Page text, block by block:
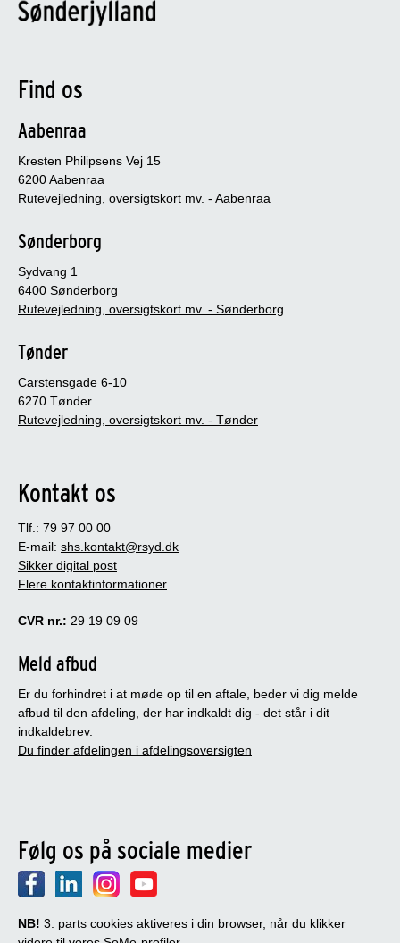
Find os
Aabenraa
Kresten Philipsens Vej 15
6200 Aabenraa
Rutevejledning, oversigtskort mv. - Aabenraa
Sønderborg
Sydvang 1
6400 Sønderborg
Rutevejledning, oversigtskort mv. - Sønderborg
Tønder
Carstensgade 6-10
6270 Tønder
Rutevejledning, oversigtskort mv. - Tønder
Kontakt os
Tlf.: 79 97 00 00
E-mail: shs.kontakt@rsyd.dk
Sikker digital post
Flere kontaktinformationer
CVR nr.: 29 19 09 09
Meld afbud
Er du forhindret i at møde op til en aftale, beder vi dig melde
afbud til den afdeling, der har indkaldt dig - det står i dit
indkaldebrev.
Du finder afdelingen i afdelingsoversigten
Følg os på sociale medier
NB! 3. parts cookies aktiveres i din browser, når du klikker